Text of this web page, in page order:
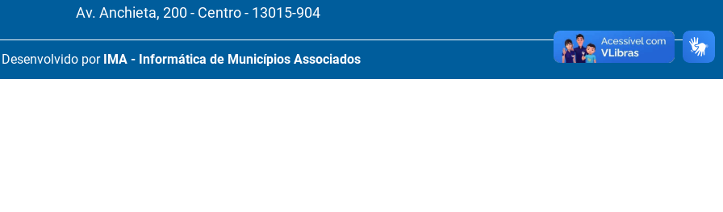
Av. Anchieta, 200 - Centro - 13015-904
Desenvolvido por IMA - Informática de Municípios Associados